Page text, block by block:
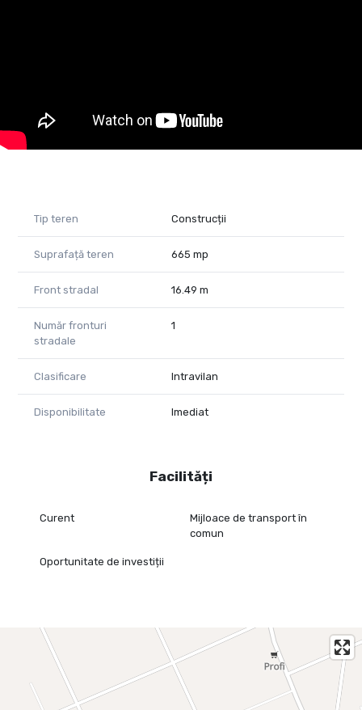
ezitați să mă contactați:
Pentru mai multe informații sau pentru a programa o
Mail: daniela.ianc@propertylab.ro
Tip teren Construcții
Suprafață teren 665 mp
Front stradal 16.49 m
Număr fronturi
stradale
1
Clasificare Intravilan
Disponibilitate Imediat
Facilități
Curent
Mijloace de transport în
comun
Oportunitate de investiții